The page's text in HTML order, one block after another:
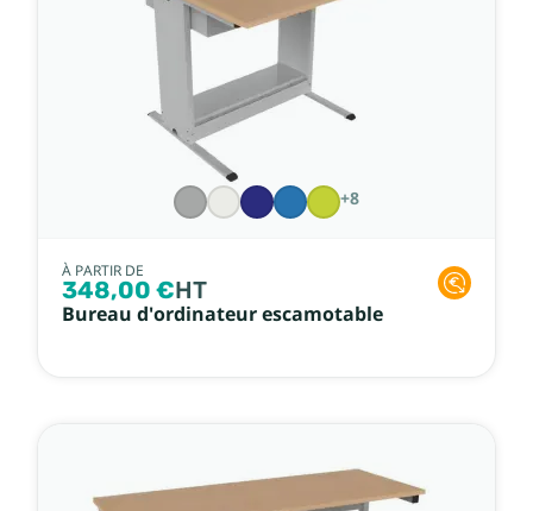
+8
À PARTIR DE
348,00 €HT
Bureau d'ordinateur escamotable